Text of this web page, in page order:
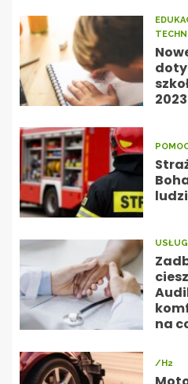
2023
na
/H2